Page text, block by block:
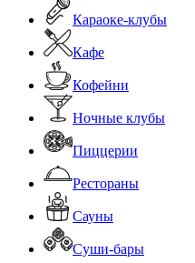
Караоке-клубы
Кафе
Кофейни
Ночные клубы
Пиццерии
Рестораны
Сауны
Суши-бары